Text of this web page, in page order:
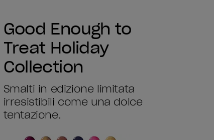
Good Enough to
Treat Holiday
Collection
Smalti in edizione limitata
irresistibili come una dolce
tentazione.